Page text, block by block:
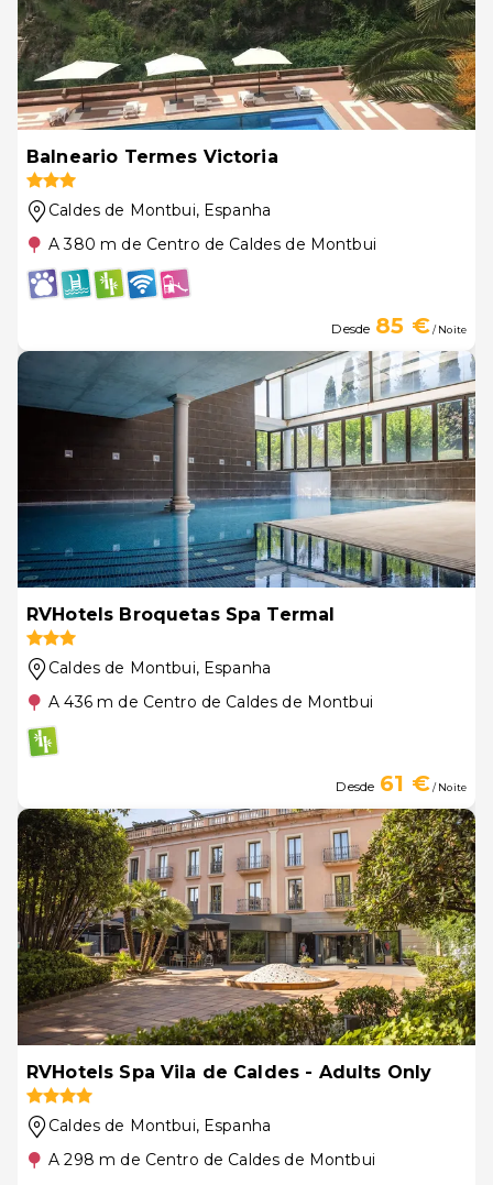
Balneario Termes Victoria
Caldes de Montbui, Espanha
A 380 m de Centro de Caldes de Montbui
Desde 85 €/ Noite
RVHotels Broquetas Spa Termal
Caldes de Montbui, Espanha
A 436 m de Centro de Caldes de Montbui
Desde 61 €/ Noite
RVHotels Spa Vila de Caldes - Adults Only
Caldes de Montbui, Espanha
A 298 m de Centro de Caldes de Montbui